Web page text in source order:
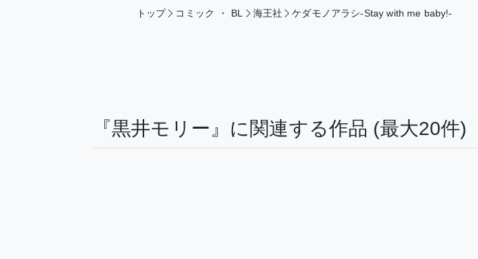
トップ コミック ・ BL 海王社 ケダモノアラシ-Stay with me baby!-
『黒井モリー』に関連する作品 (最大20件)